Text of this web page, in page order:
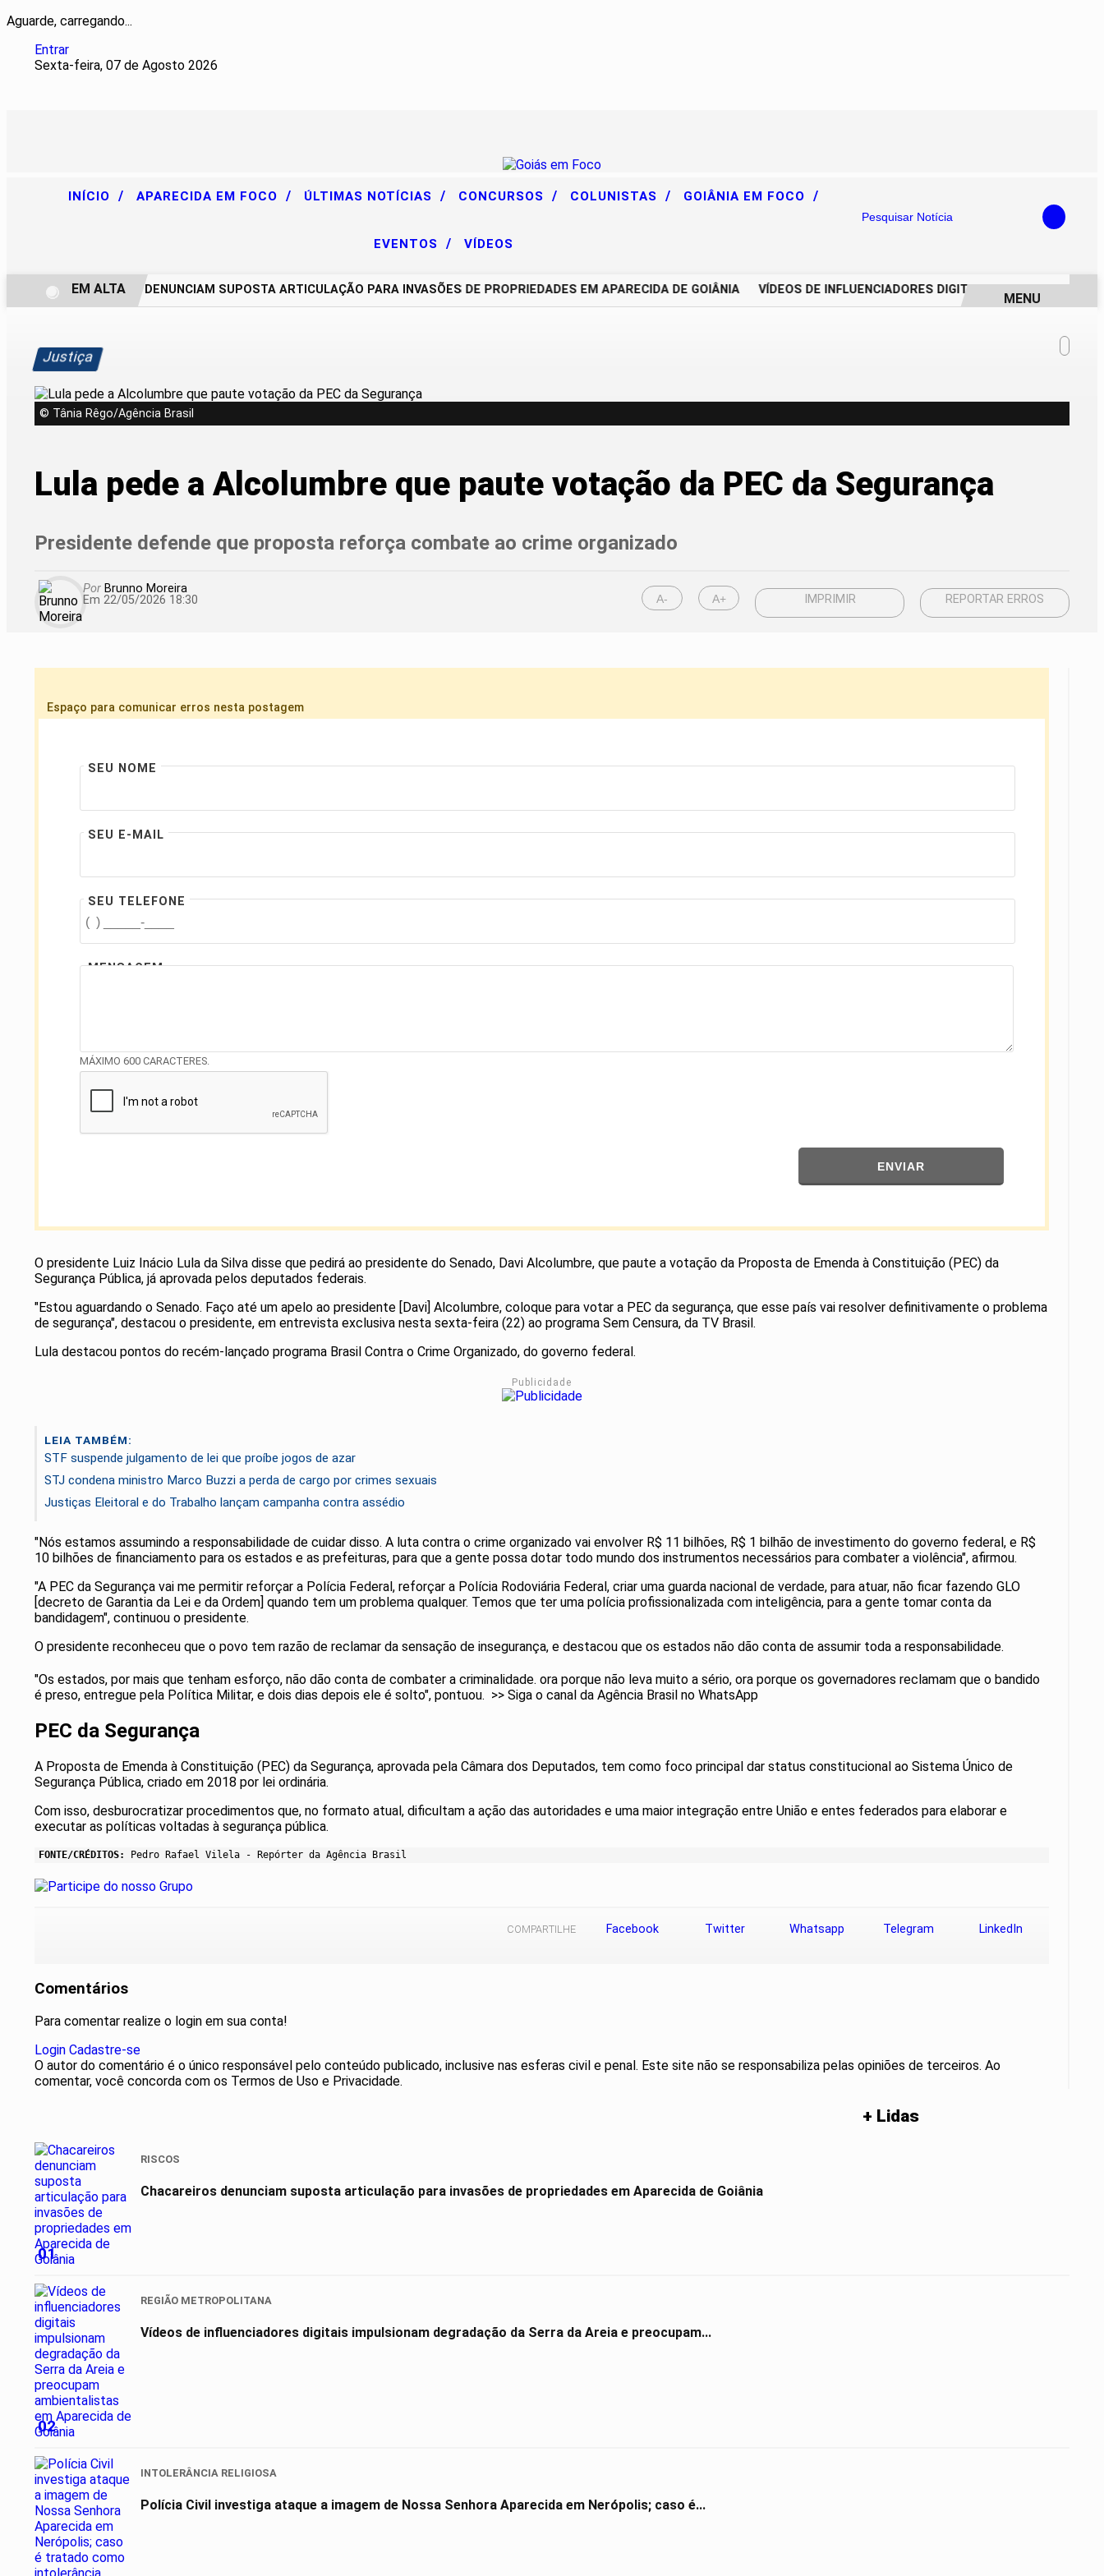
Aguarde, carregando...
Entrar
Sexta-feira, 07 de Agosto 2026
Pesquisar Notícia
INÍCIO / APARECIDA EM FOCO / ÚLTIMAS NOTÍCIAS / CONCURSOS / COLUNISTAS / GOIÂNIA EM FOCO /
EVENTOS / VÍDEOS
CHACAREIROS DENUNCIAM SUPOSTA ARTICULAÇÃO PARA INVASÕES DE PROPRIEDADES EM APARECIDA DE GOIÂNIA VÍDEOS DE INFLUENCIADORES DIGITAIS IMPULSIONAM
EM ALTA
MENU
Justiça
© Tânia Rêgo/Agência Brasil
Lula pede a Alcolumbre que paute votação da PEC da Segurança
Presidente defende que proposta reforça combate ao crime organizado
Por Brunno Moreira
Em 22/05/2026 18:30
A- A+ IMPRIMIR REPORTAR ERROS
Espaço para comunicar erros nesta postagem
SEU NOME
SEU E-MAIL
SEU TELEFONE
MENSAGEM
MÁXIMO 600 CARACTERES.
ENVIAR
O presidente Luiz Inácio Lula da Silva disse que pedirá ao presidente do Senado, Davi Alcolumbre, que paute a votação da Proposta de Emenda à Constituição (PEC) da
Segurança Pública, já aprovada pelos deputados federais.
"Estou aguardando o Senado. Faço até um apelo ao presidente [Davi] Alcolumbre, coloque para votar a PEC da segurança, que esse país vai resolver definitivamente o problema
de segurança", destacou o presidente, em entrevista exclusiva nesta sexta-feira (22) ao programa Sem Censura, da TV Brasil.
Lula destacou pontos do recém-lançado programa Brasil Contra o Crime Organizado, do governo federal.
Publicidade
LEIA TAMBÉM:
STF suspende julgamento de lei que proíbe jogos de azar
STJ condena ministro Marco Buzzi a perda de cargo por crimes sexuais
Justiças Eleitoral e do Trabalho lançam campanha contra assédio
"Nós estamos assumindo a responsabilidade de cuidar disso. A luta contra o crime organizado vai envolver R$ 11 bilhões, R$ 1 bilhão de investimento do governo federal, e R$
10 bilhões de financiamento para os estados e as prefeituras, para que a gente possa dotar todo mundo dos instrumentos necessários para combater a violência", afirmou.
"A PEC da Segurança vai me permitir reforçar a Polícia Federal, reforçar a Polícia Rodoviária Federal, criar uma guarda nacional de verdade, para atuar, não ficar fazendo GLO
[decreto de Garantia da Lei e da Ordem] quando tem um problema qualquer. Temos que ter uma polícia profissionalizada com inteligência, para a gente tomar conta da
bandidagem", continuou o presidente.
O presidente reconheceu que o povo tem razão de reclamar da sensação de insegurança, e destacou que os estados não dão conta de assumir toda a responsabilidade.
"Os estados, por mais que tenham esforço, não dão conta de combater a criminalidade. ora porque não leva muito a sério, ora porque os governadores reclamam que o bandido
é preso, entregue pela Política Militar, e dois dias depois ele é solto", pontuou. >> Siga o canal da Agência Brasil no WhatsApp
PEC da Segurança
A Proposta de Emenda à Constituição (PEC) da Segurança, aprovada pela Câmara dos Deputados, tem como foco principal dar status constitucional ao Sistema Único de
Segurança Pública, criado em 2018 por lei ordinária.
Com isso, desburocratizar procedimentos que, no formato atual, dificultam a ação das autoridades e uma maior integração entre União e entes federados para elaborar e
executar as políticas voltadas à segurança pública.
FONTE/CRÉDITOS: Pedro Rafael Vilela - Repórter da Agência Brasil
COMPARTILHE Facebook Twitter Whatsapp Telegram LinkedIn
Comentários
Para comentar realize o login em sua conta!
Login Cadastre-se
O autor do comentário é o único responsável pelo conteúdo publicado, inclusive nas esferas civil e penal. Este site não se responsabiliza pelas opiniões de terceiros. Ao
comentar, você concorda com os Termos de Uso e Privacidade.
+ Lidas
01
RISCOS
Chacareiros denunciam suposta articulação para invasões de propriedades em Aparecida de Goiânia
02
REGIÃO METROPOLITANA
Vídeos de influenciadores digitais impulsionam degradação da Serra da Areia e preocupam...
INTOLERÂNCIA RELIGIOSA
Polícia Civil investiga ataque a imagem de Nossa Senhora Aparecida em Nerópolis; caso é...